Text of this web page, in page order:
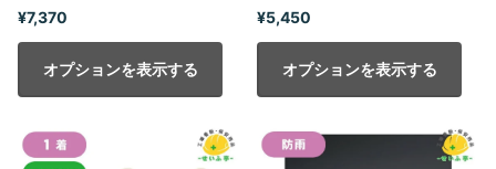
¥7,370
オプションを表示する
¥5,450
オプションを表示する